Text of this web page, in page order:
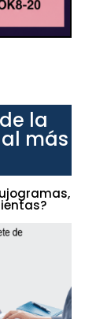
la
más